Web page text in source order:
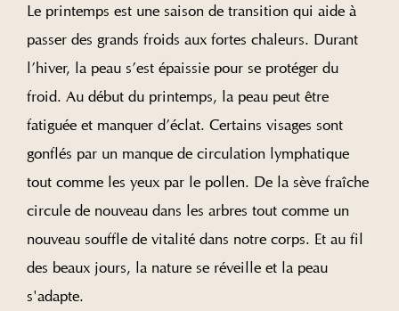
Le printemps est une saison de transition qui aide à
passer des grands froids aux fortes chaleurs. Durant
l’hiver, la peau s’est épaissie pour se protéger du
froid. Au début du printemps, la peau peut être
fatiguée et manquer d’éclat. Certains visages sont
gonflés par un manque de circulation lymphatique
tout comme les yeux par le pollen. De la sève fraîche
circule de nouveau dans les arbres tout comme un
nouveau souffle de vitalité dans notre corps. Et au fil
des beaux jours, la nature se réveille et la peau
s'adapte.